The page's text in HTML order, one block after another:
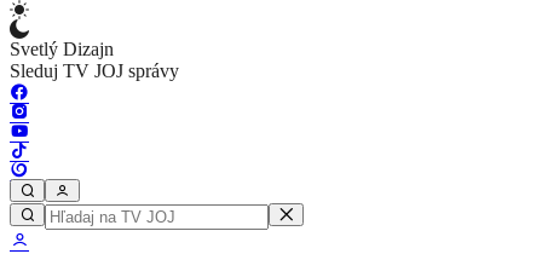
Svetlý Dizajn
Sleduj TV JOJ správy